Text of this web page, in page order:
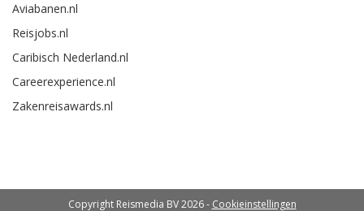
Aviabanen.nl
Reisjobs.nl
Caribisch Nederland.nl
Careerexperience.nl
Zakenreisawards.nl
Copyright Reismedia BV 2026 - Cookieinstellingen